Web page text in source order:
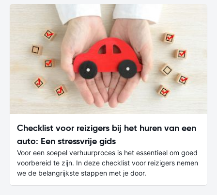
Checklist voor reizigers bij het huren van een
auto: Een stressvrije gids
Voor een soepel verhuurproces is het essentieel om goed
voorbereid te zijn. In deze checklist voor reizigers nemen
we de belangrijkste stappen met je door.